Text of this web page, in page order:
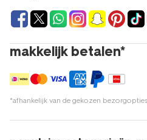
makkelijk betalen*
*afhankelijk van de gekozen bezorgopties